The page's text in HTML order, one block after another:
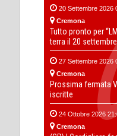
20 Settembre 2026
Cremona
Tutto pronto per
terra il 20 settembre
27 Settembre 2026
Cremona
Prossima fermata
iscritte
24 Ottobre 2026
Cremona